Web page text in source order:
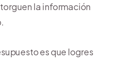
la información
es que logres